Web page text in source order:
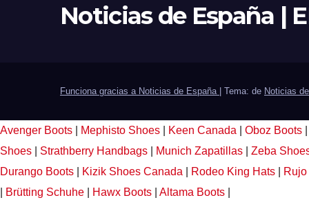
Noticias de España |
Funciona gracias a Noticias de España | Tema: de Noticias
Avenger Boots Mephisto Shoes Keen Canada Oboz Boots
Shoes
Strathberry Handbags Munich Zapatillas Zeba
Durango Boots
Kizik Shoes Canada Rodeo King Hats
Brütting Schuhe Hawx Boots Altama Boots